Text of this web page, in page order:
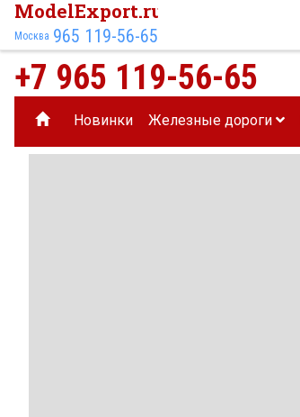
ModelExport.ru
Москва 965 119-56-65
+7 965 119-56-65
Новинки Железные дороги